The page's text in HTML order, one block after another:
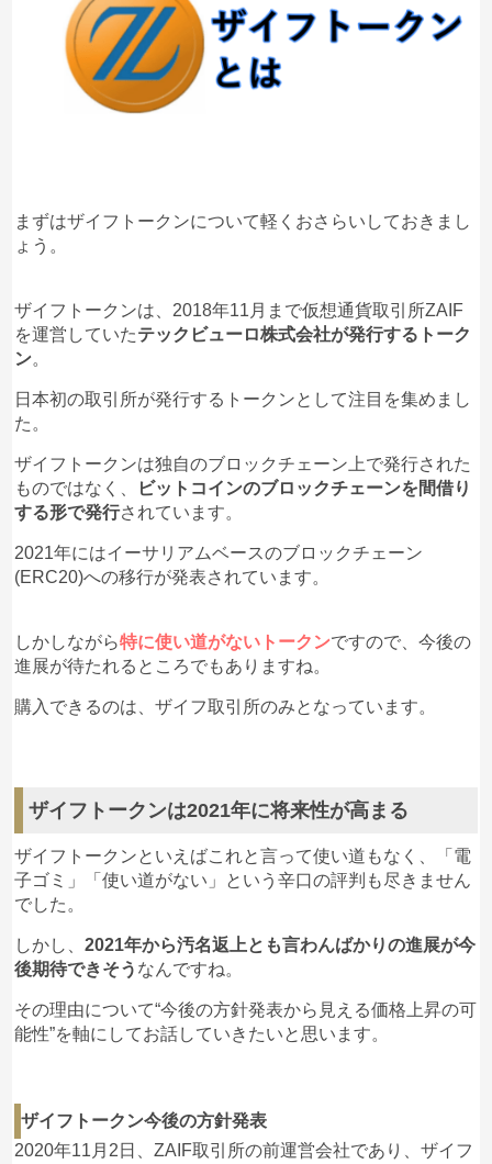
2021年はザイフトークンにとって大きな変化の年と
なりそうですね。
まずはザイフトークンについて軽くおさらいしておきまし
ょう。
ザイフトークンは、2018年11月まで仮想通貨取引所ZAIF
を運営していたテックビューロ株式会社が発行するトーク
ン。
日本初の取引所が発行するトークンとして注目を集めまし
た。
ザイフトークンは独自のブロックチェーン上で発行された
ものではなく、
ビットコインのブロックチェーンを間借り
する形で発行されています。
2021年にはイーサリアムベースのブロックチェーン
(ERC20)への移行が発表されています。
しかしながら特に使い道がないトークンですので、今後の
進展が待たれるところでもありますね。
購入できるのは、ザイフ取引所のみとなっています。
ザイフトークンは2021年に将来性が高まる
ザイフトークンといえばこれと言って使い道もなく、「電
子ゴミ」「使い道がない」という辛口の評判も尽きません
でした。
しかし、2021年から汚名返上とも言わんばかりの進展が今
後期待できそう なんですね。
その理由について“今後の方針発表から見える価格上昇の可
能性”を軸にしてお話していきたいと思います。
ザイフトークン今後の方針発表
2020年11月2日、ZAIF取引所の前運営会社であり、ザイフ